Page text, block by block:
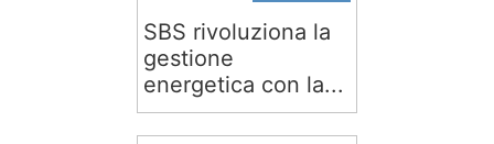
SBS rivoluziona la
gestione
energetica con la...